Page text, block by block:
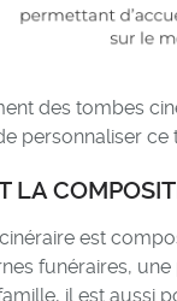
des tombes
personnaliser
LA
est
funéraires,
il est aussi